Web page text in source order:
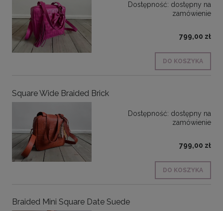
Dostępność: dostępny na
zamówienie
799,00 zł
DO KOSZYKA
Square Wide Braided Brick
Dostępność: dostępny na
zamówienie
799,00 zł
DO KOSZYKA
Braided Mini Square Date Suede